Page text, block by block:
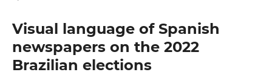
Visual language of Spanish
newspapers on the 2022
Brazilian elections